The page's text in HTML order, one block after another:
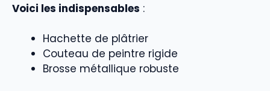
Voici les indispensables :
Hachette de plâtrier
Couteau de peintre rigide
Brosse métallique robuste